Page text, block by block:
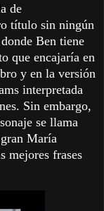
de
título sin ningún
Ben tiene
que encajaría en
y en la versión
interpretada
Sin embargo,
se llama
María
mejores frases